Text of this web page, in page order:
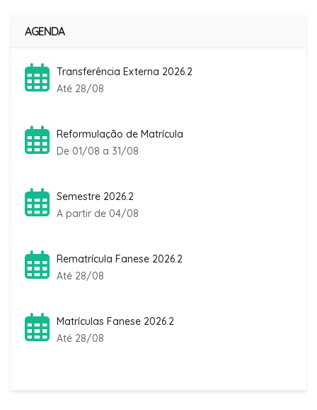
AGENDA
Transferência Externa 2026.2
Até 28/08
Reformulação de Matrícula
De 01/08 a 31/08
Semestre 2026.2
A partir de 04/08
Rematrícula Fanese 2026.2
Até 28/08
Matrículas Fanese 2026.2
Até 28/08